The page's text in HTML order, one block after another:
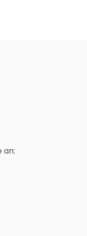
an: